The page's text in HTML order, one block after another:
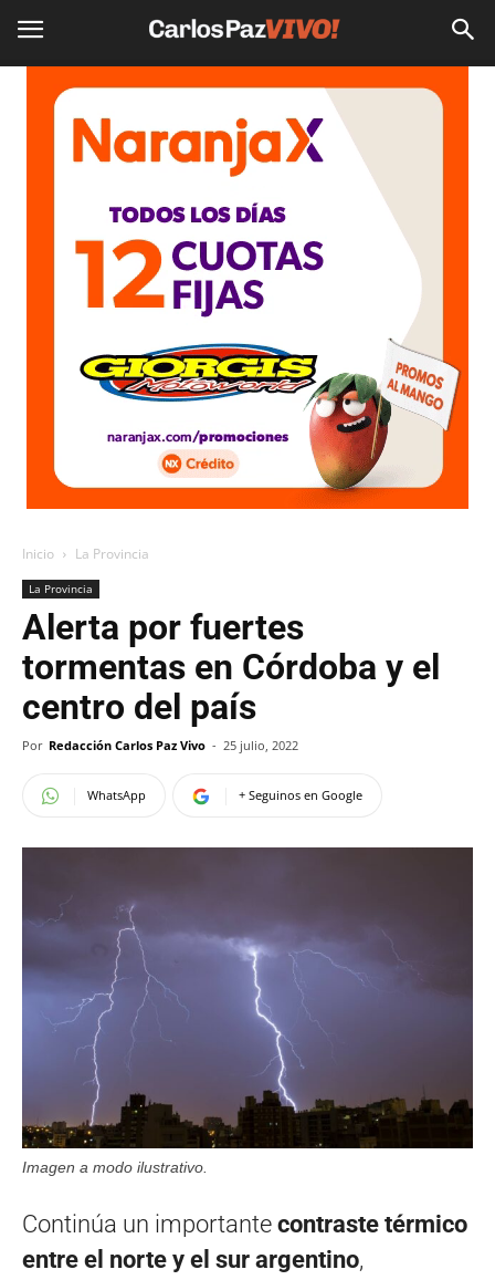
Inicio La Provincia
La Provincia
Alerta por fuertes
tormentas en Córdoba y el
centro del país
Por Redacción Carlos Paz Vivo - 25 julio, 2022
WhatsApp + Seguinos en Google
Imagen a modo ilustrativo.
Continúa un importante contraste térmico
entre el norte y el sur argentino,